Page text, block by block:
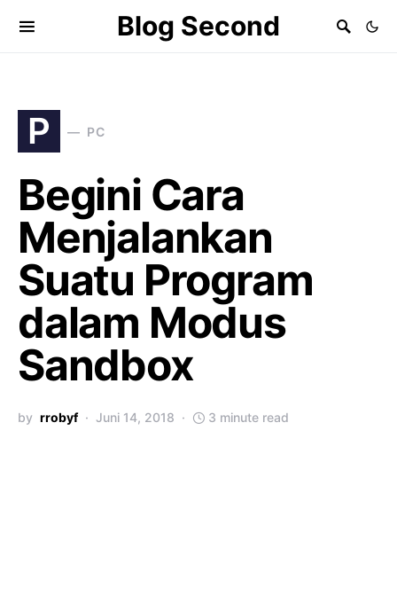
Blog Second
P PC
Begini Cara
Menjalankan
Suatu Program
dalam Modus
Sandbox
by rrobyf Juni 14, 2018 3 minute read